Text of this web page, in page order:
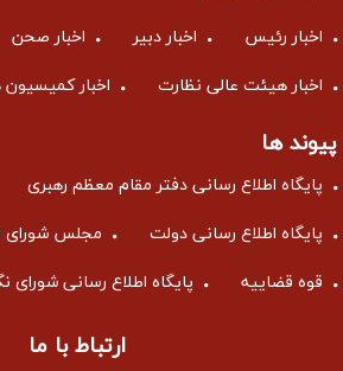
اخبار رئیس اخبار دبیر اخبار صحن
اخبار هیئت عالی نظارت اخبار کمیسیون
پیوند ها
پایگاه اطلاع رسانی دفتر مقام معظم رهبری
پایگاه اطلاع رسانی دولت مجلس شورای
قوه قضاییه پایگاه اطلاع رسانی شورای
ارتباط با ما